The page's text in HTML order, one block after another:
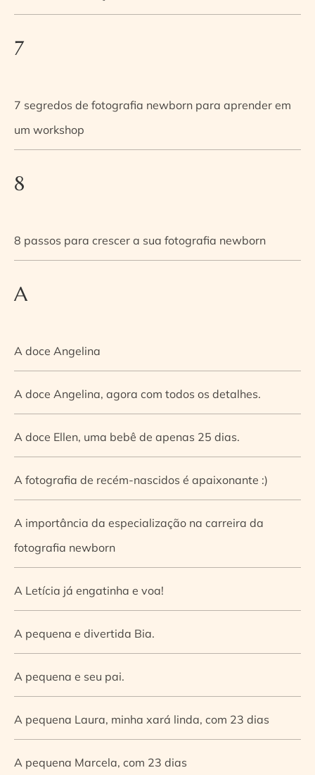
7
7 segredos de fotografia newborn para aprender em
um workshop
8
8 passos para crescer a sua fotografia newborn
A
A doce Angelina
A doce Angelina, agora com todos os detalhes.
A doce Ellen, uma bebê de apenas 25 dias.
A fotografia de recém-nascidos é apaixonante :)
A importância da especialização na carreira da
fotografia newborn
A Letícia já engatinha e voa!
A pequena e divertida Bia.
A pequena e seu pai.
A pequena Laura, minha xará linda, com 23 dias
A pequena Marcela, com 23 dias